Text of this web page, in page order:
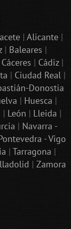
| Alicante|
| Baleares |
Cáceres | Cádiz|
| Ciudad Real|
Donostia
| Huesca |
| León | Lleida |
| Navarra -
- Vigo
| Tarragona |
| Zamora